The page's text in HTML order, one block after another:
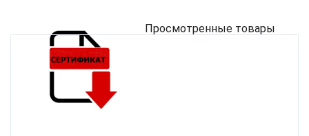
Просмотренные товары